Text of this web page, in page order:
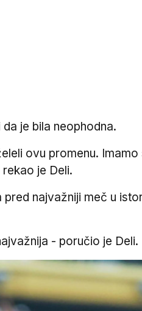
je bila neophodna.
ovu promenu. Imamo
je Deli.
najvažniji meč u
- poručio je Deli.